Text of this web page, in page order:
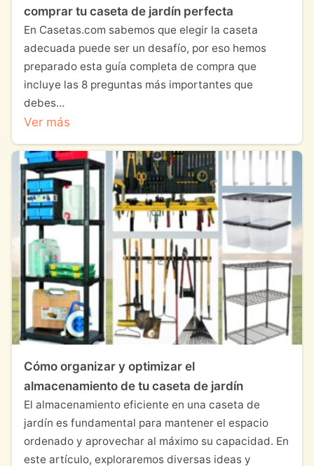
comprar tu caseta de jardín perfecta
En Casetas.com sabemos que elegir la caseta
adecuada puede ser un desafío, por eso hemos
preparado esta guía completa de compra que
incluye las 8 preguntas más importantes que
debes…
Ver más
Cómo organizar y optimizar el
almacenamiento de tu caseta de jardín
El almacenamiento eficiente en una caseta de
jardín es fundamental para mantener el espacio
ordenado y aprovechar al máximo su capacidad. En
este artículo, exploraremos diversas ideas y